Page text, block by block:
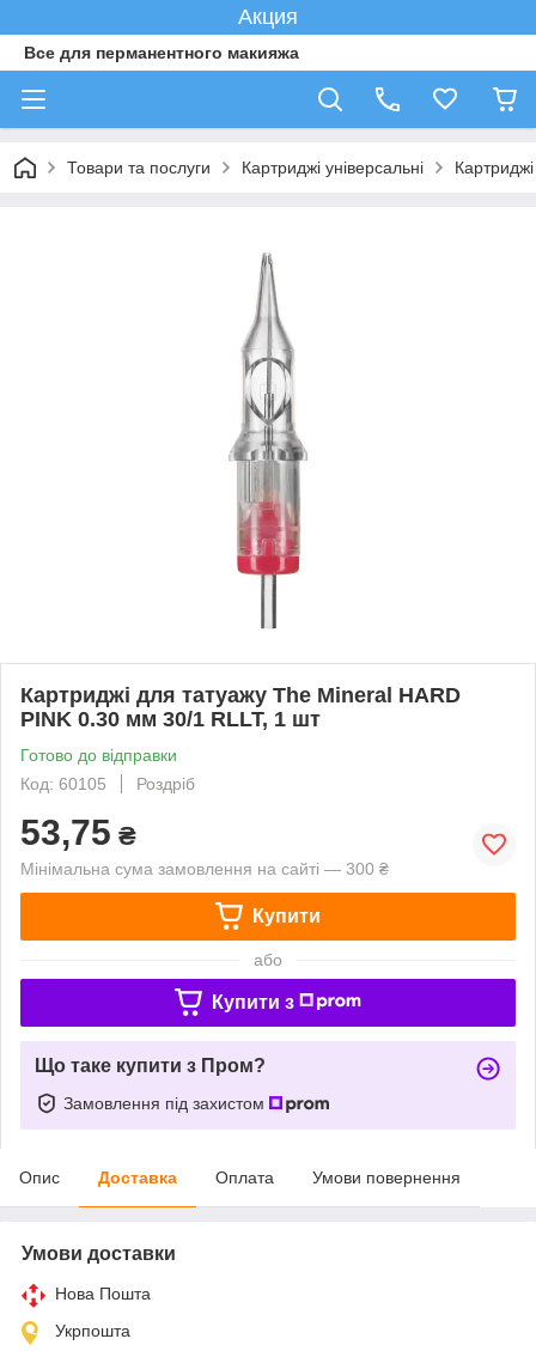
Акция
Все для перманентного макияжа
Товари та послуги Картриджі універсальні
Картриджі для татуажу The Mineral HARD
PINK 0.30 мм 30/1 RLLT, 1 шт
Готово до відправки
Код: 60105
Роздріб
53,75 ₴
Мінімальна сума замовлення на сайті — 300 ₴
Купити
або
Купити з
Що таке купити з Пром?
Замовлення під захистом
Опис Доставка Оплата Умови повернення
Умови доставки
Нова Пошта
Укрпошта